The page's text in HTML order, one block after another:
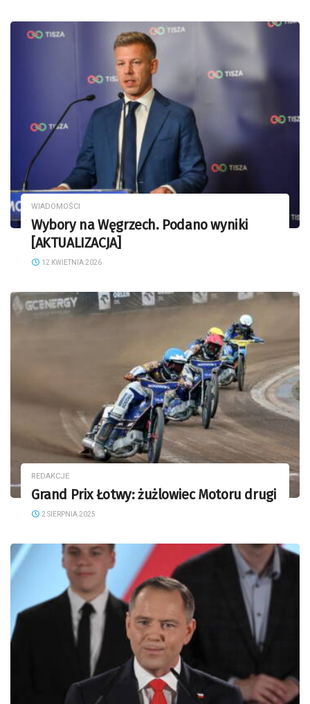
WIADOMOŚCI
Wybory na Węgrzech. Podano wyniki
[AKTUALIZACJA]
12 KWIETNIA 2026
REDAKCJE
Grand Prix Łotwy: żużlowiec Motoru drugi
2 SIERPNIA 2025